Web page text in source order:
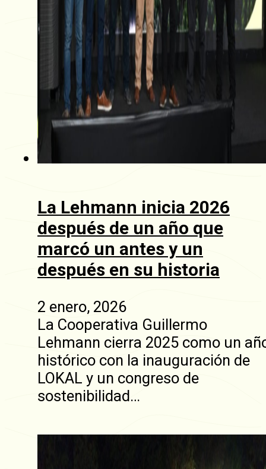
La Lehmann inicia 2026
después de un año que
marcó un antes y un
después en su historia
2 enero, 2026
La Cooperativa Guillermo
Lehmann cierra 2025 como un
histórico con la inauguración de
LOKAL y un congreso de
sostenibilidad…